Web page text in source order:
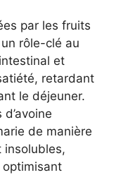
par les fruits
rôle-clé au
et
retardant
le déjeuner.
de manière
insolubles,